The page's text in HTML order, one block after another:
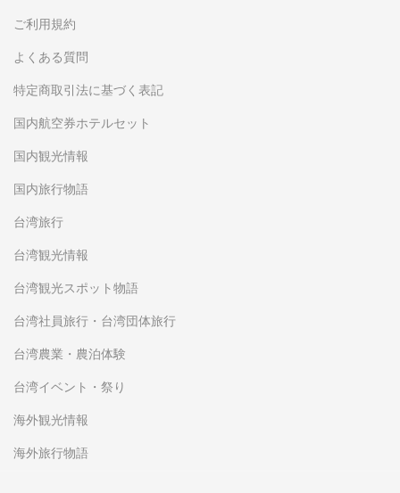
ご利用規約
よくある質問
特定商取引法に基づく表記
国内航空券ホテルセット
国内観光情報
国内旅行物語
台湾旅行
台湾観光情報
台湾観光スポット物語
台湾社員旅行・台湾団体旅行
台湾農業・農泊体験
台湾イベント・祭り
海外観光情報
海外旅行物語